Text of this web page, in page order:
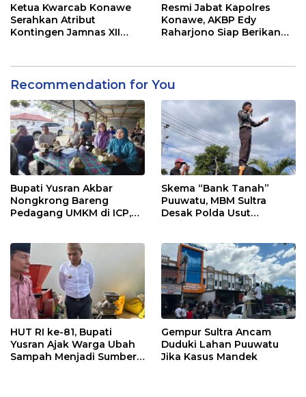
Ketua Kwarcab Konawe
Serahkan Atribut
Kontingen Jamnas XII
Resmi Jabat Kapolres
Konawe, AKBP Edy
Raharjono Siap Berikan
Recommendation for You
Bupati Yusran Akbar
Nongkrong Bareng
Pedagang UMKM di ICP,
Kerakyatan
Skema “Bank Tanah”
Puuwatu, MBM Sultra
Desak Polda Usut
HUT RI ke-81, Bupati
Yusran Ajak Warga Ubah
Sampah Menjadi Sumber
Gempur Sultra Ancam
Duduki Lahan Puuwatu
Jika Kasus Mandek